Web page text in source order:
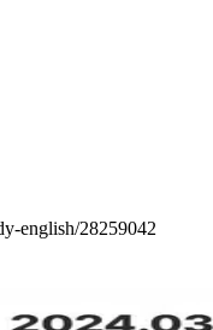
english/28259042